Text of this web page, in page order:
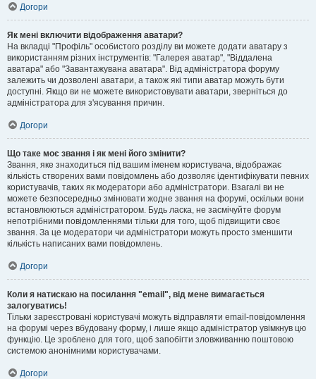
Догори
Як мені включити відображення аватари?
На вкладці "Профіль" особистого розділу ви можете додати аватару з
використанням різних інструментів: "Галерея аватар", "Віддалена
аватара" або "Завантажувана аватара". Від адміністратора форуму
залежить чи дозволені аватари, а також які типи аватар можуть бути
доступні. Якщо ви не можете використовувати аватари, зверніться до
адміністратора для з'ясування причин.
Догори
Що таке моє звання і як мені його змінити?
Звання, яке знаходиться під вашим іменем користувача, відображає
кількість створених вами повідомлень або дозволяє ідентифікувати певних
користувачів, таких як модератори або адміністратори. Взагалі ви не
можете безпосередньо змінювати жодне звання на форумі, оскільки вони
встановлюються адміністратором. Будь ласка, не засмічуйте форум
непотрібними повідомленнями тільки для того, щоб підвищити своє
звання. За це модератори чи адміністратори можуть просто зменшити
кількість написаних вами повідомлень.
Догори
Коли я натискаю на посилання "email", від мене вимагається
залогуватись!
Тільки зареєстровані користувачі можуть відправляти email-повідомлення
на форумі через вбудовану форму, і лише якщо адміністратор увімкнув цю
функцію. Це зроблено для того, щоб запобігти зловживанню поштовою
системою анонімними користувачами.
Догори